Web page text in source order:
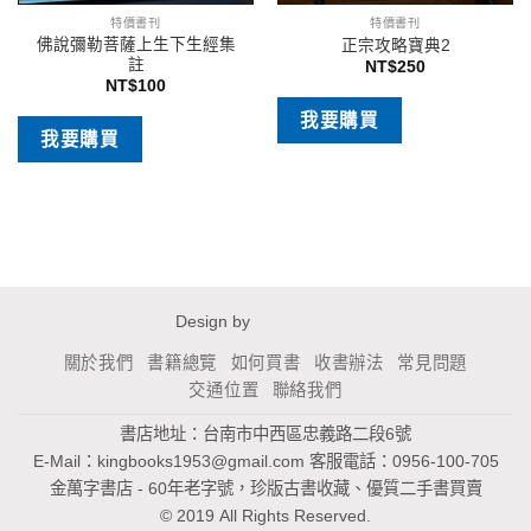
特價書刊
佛說彌勒菩薩上生下生經集
註
NT$100
我要購買
特價書刊
正宗攻略寶典2
NT$250
我要購買
Design by
關於我們 書籍總覽 如何買書 收書辦法
常見問題
交通位置
聯絡我們
書店地址：台南市中西區忠義路二段6號
E-Mail： kingbooks1953@gmail.com 客服電話：0956-100-705
金萬字書店 - 60年老字號，珍版古書收藏、優質二手書買賣
© 2019 All Rights Reserved.